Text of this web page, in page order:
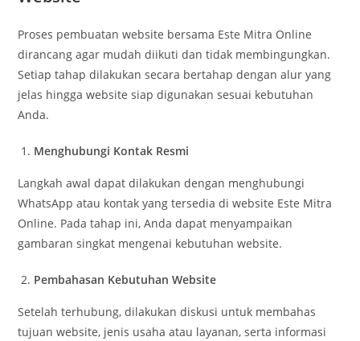
Proses pembuatan website bersama Este Mitra Online
dirancang agar mudah diikuti dan tidak membingungkan.
Setiap tahap dilakukan secara bertahap dengan alur yang
jelas hingga website siap digunakan sesuai kebutuhan
Anda.
Menghubungi Kontak Resmi
Langkah awal dapat dilakukan dengan menghubungi
WhatsApp atau kontak yang tersedia di website Este Mitra
Online. Pada tahap ini, Anda dapat menyampaikan
gambaran singkat mengenai kebutuhan website.
Pembahasan Kebutuhan Website
Setelah terhubung, dilakukan diskusi untuk membahas
tujuan website, jenis usaha atau layanan, serta informasi